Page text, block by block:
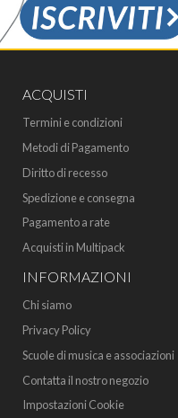
ACQUISTI
Termini e condizioni
Metodi di Pagamento
Diritto di recesso
Spedizione e consegna
Pagamento a rate
Acquisti in Multipack
INFORMAZIONI
Chi siamo
Privacy Policy
Scuole di musica e associazioni
Contatta il nostro negozio
Impostazioni Cookie